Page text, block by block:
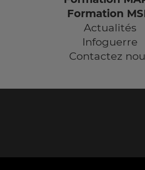
Formation
Actualités
Infoguerre
Contactez